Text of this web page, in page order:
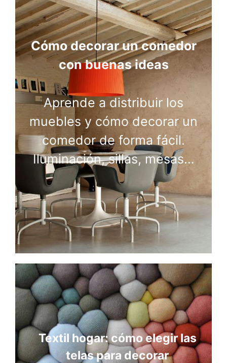
Cómo decorar un comedor
con buenas ideas
Aprende a distribuir los
muebles y cómo decorar un
comedor de forma fácil.
Iluminación, sillas, mesas…
Textil hogar: cómo elegir las
telas para decorar